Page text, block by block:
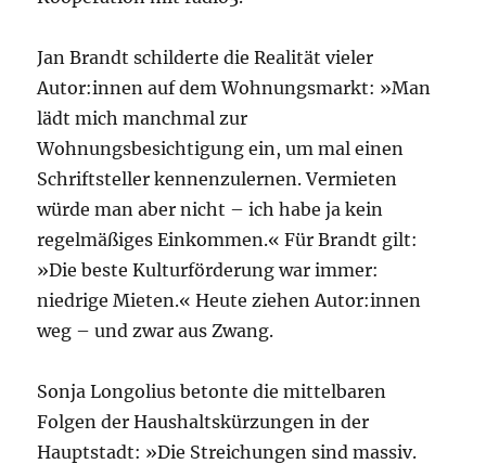
Jan Brandt schilderte die Realität vieler
Autor:innen auf dem Wohnungsmarkt: »Man
lädt mich manchmal zur
Wohnungsbesichtigung ein, um mal einen
Schriftsteller kennenzulernen. Vermieten
würde man aber nicht – ich habe ja kein
regelmäßiges Einkommen.« Für Brandt gilt:
»Die beste Kulturförderung war immer:
niedrige Mieten.« Heute ziehen Autor:innen
weg – und zwar aus Zwang.
Sonja Longolius betonte die mittelbaren
Folgen der Haushaltskürzungen in der
Hauptstadt: »Die Streichungen sind massiv.